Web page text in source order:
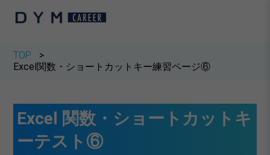
TOP
Excel関数・ショートカットキー練習ページ⑥
Excel 関数・ショートカットキ
ーテスト⑥